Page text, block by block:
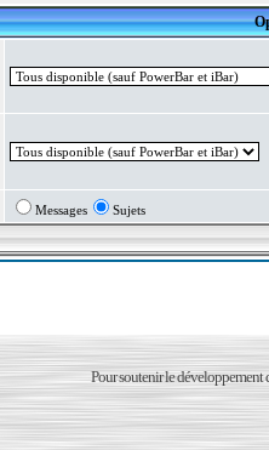
Messages Sujets
Pour soutenir le développement